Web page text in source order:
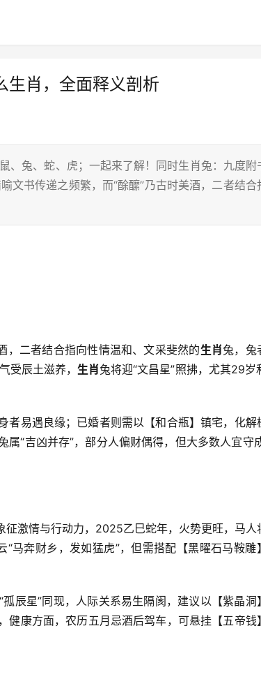
生肖，全面释义剖析
、兔、蛇、虎；一起来了解！同时生肖兔：九度附
文书传递之频繁，而“酴醿”乃古时美酒，二者结合
，二者结合指向性情温和、文采斐然的生肖兔，兔
受辰土滋养， 生肖兔将迎“文昌星”照拂，尤其29岁
者易遇良缘；已婚者则需以【和合瓶】镇宅，化解
“吉凶并存”，部分人偏财偶得，但大多数人宜守
征激情与行动力，2025乙巳蛇年，火势更旺，马人
马奔财乡，发如猛虎”，但需搭配【黑曜石马鞍雕
辰星”同现，人际关系易生隔阂，建议以【紫晶洞
健康方面，农历五月忌酒后驾车，可悬挂【五帝钱